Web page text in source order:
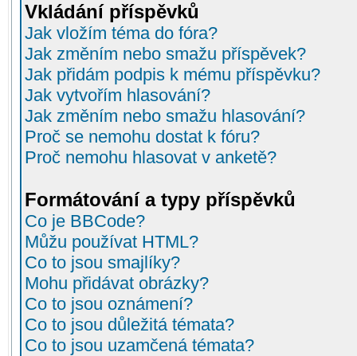
Vkládání příspěvků
Jak vložím téma do fóra?
Jak změním nebo smažu příspěvek?
Jak přidám podpis k mému příspěvku?
Jak vytvořím hlasování?
Jak změním nebo smažu hlasování?
Proč se nemohu dostat k fóru?
Proč nemohu hlasovat v anketě?
Formátování a typy příspěvků
Co je BBCode?
Můžu používat HTML?
Co to jsou smajlíky?
Mohu přidávat obrázky?
Co to jsou oznámení?
Co to jsou důležitá témata?
Co to jsou uzamčená témata?